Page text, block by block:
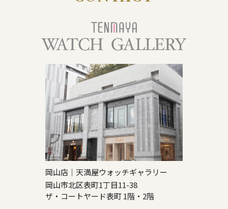
岡山店｜天満屋ウォッチギャラリー
岡山市北区表町1丁目11-38
ザ・コートヤード表町 1階・2階